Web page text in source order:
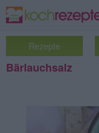
Rezepte
Bärlauchsalz